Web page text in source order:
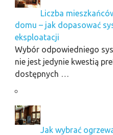
Liczba
domu – jak dopasować
eksploatacji
Wybór odpowiedniego
nie jest jedynie kwestią
dostępnych …
Jak wybrać